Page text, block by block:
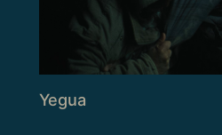
Yegua